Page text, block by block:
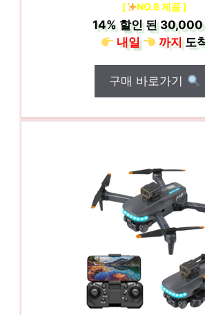
[ NO.6 제품 ]
14%할인 된30,000
내일
까지도
구매 바로가기